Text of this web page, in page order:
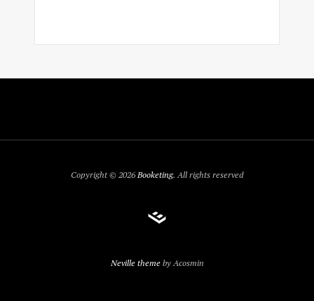
Copyright © 2026Booketing. All rights reserved
Neville themeby Acosmin